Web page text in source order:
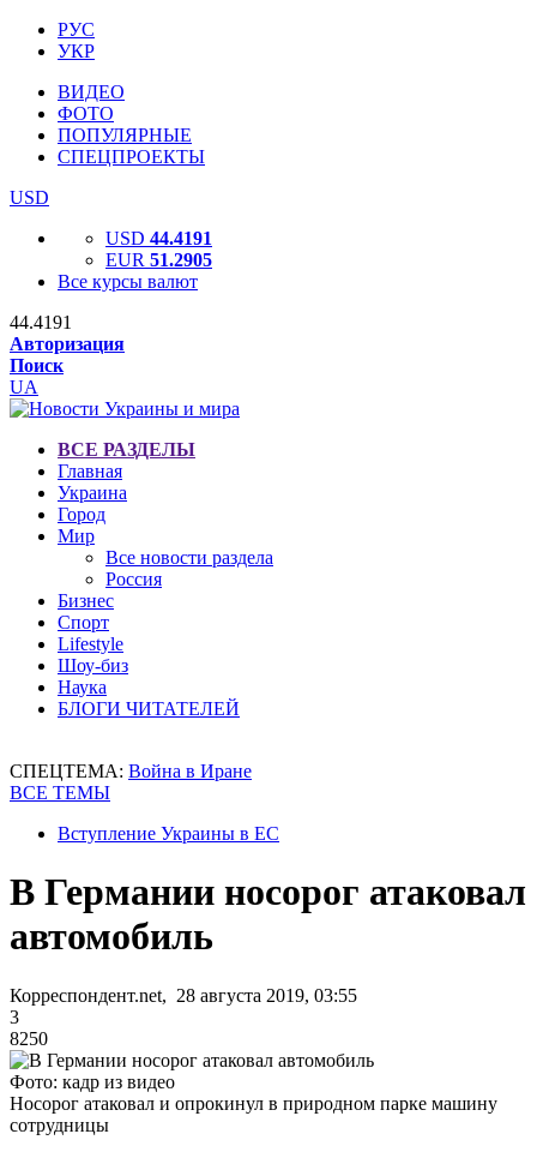
РУС
УКР
ВИДЕО
ФОТО
ПОПУЛЯРНЫЕ
СПЕЦПРОЕКТЫ
USD
USD 44.4191
EUR 51.2905
Все курсы валют
44.4191
Авторизация
Поиск
UA
ВСЕ РАЗДЕЛЫ
Главная
Украина
Город
Мир
Все новости раздела
Россия
Бизнес
Спорт
Lifestyle
Шоу-биз
Наука
БЛОГИ ЧИТАТЕЛЕЙ
СПЕЦТЕМА: Война в Иране
ВСЕ ТЕМЫ
Вступление Украины в ЕС
В Германии носорог атаковал
автомобиль
Корреспондент.net, 28 августа 2019, 03:55
3
8250
Фото: кадр из видео
Носорог атаковал и опрокинул в природном парке машину
сотрудницы